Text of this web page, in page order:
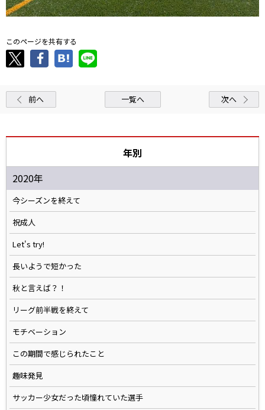
このページを共有する
前へ 一覧へ 次へ
年別
2020年
今シーズンを終えて
祝成人
Let's try!
長いようで短かった
秋と言えば？！
リーグ前半戦を終えて
モチベーション
この期間で感じられたこと
趣味発見
サッカー少女だった頃憧れていた選手